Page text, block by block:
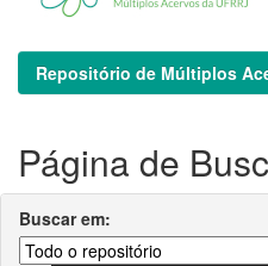
Repositório de Múltiplos
Página de
Buscar em: